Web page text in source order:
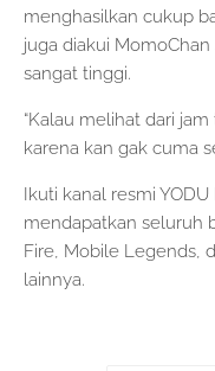
menghasilkan cukup
juga diakui
sangat tinggi.
“Kalau melihat dari
karena kan gak cuma
Ikuti kanal resmi
mendapatkan seluruh
Fire, Mobile Legends,
lainnya.